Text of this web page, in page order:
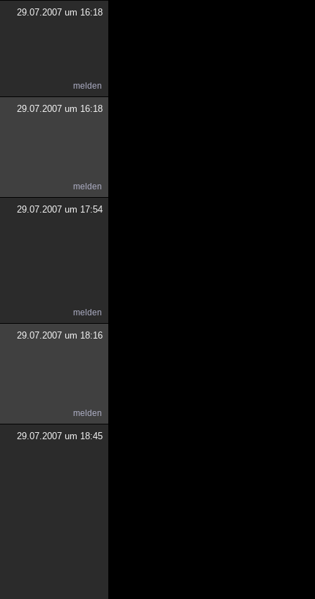
29.07.2007 um 16:18
melden
29.07.2007 um 16:18
melden
29.07.2007 um 17:54
melden
29.07.2007 um 18:16
melden
29.07.2007 um 18:45